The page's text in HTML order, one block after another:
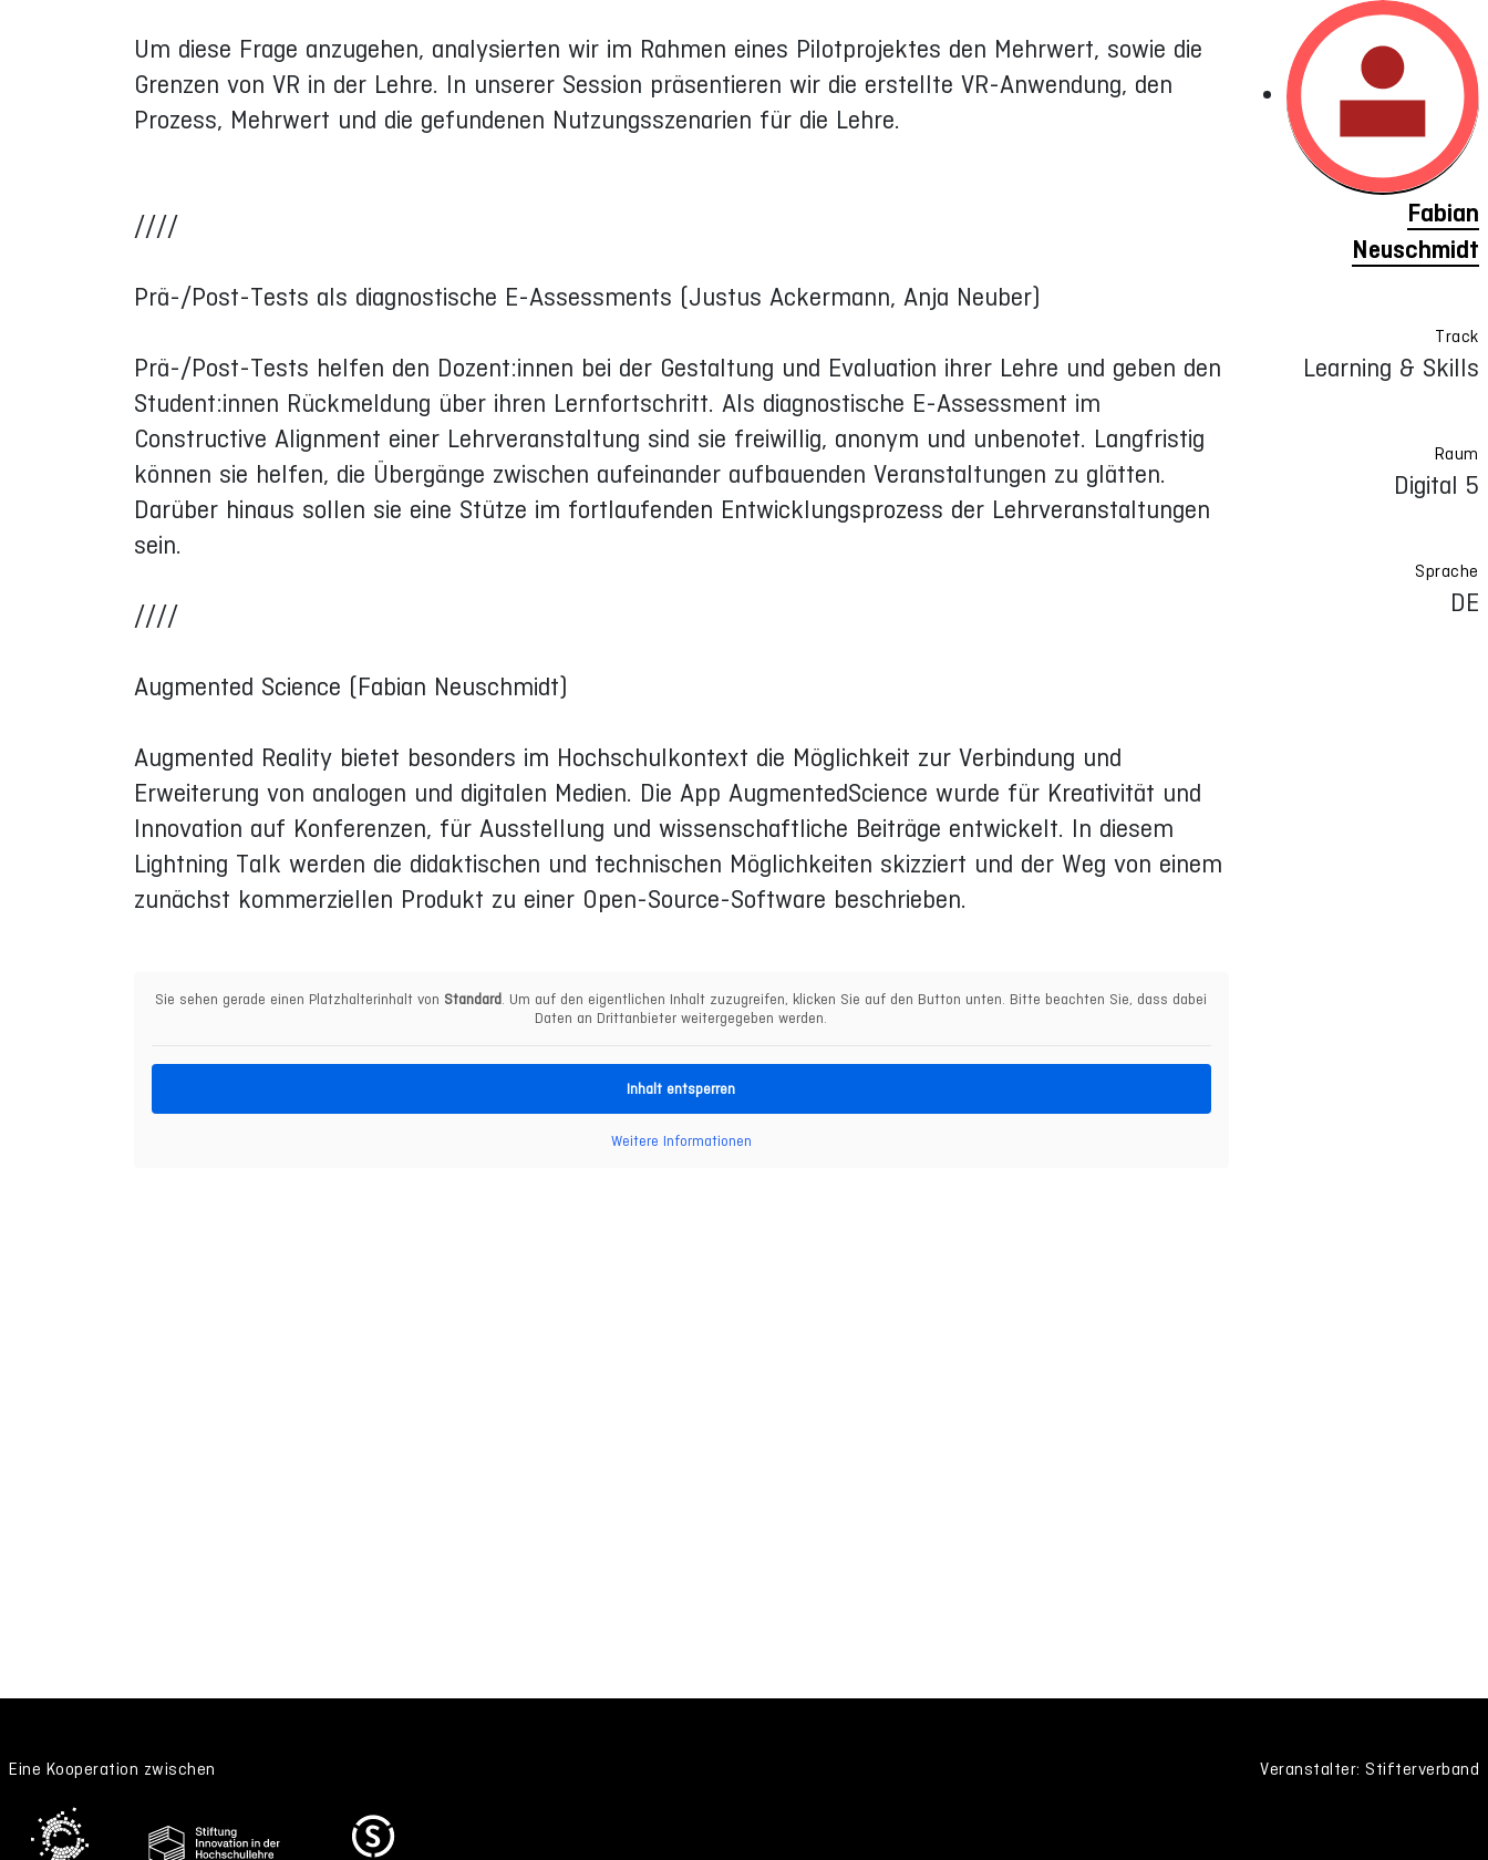
Um diese Frage anzugehen, analysierten wir im Rahmen eines Pilotprojektes den Mehrwert, sowie die
Grenzen von VR in der Lehre. In unserer Session präsentieren wir die erstellte VR-Anwendung, den
Prozess, Mehrwert und die gefundenen Nutzungsszenarien für die Lehre.
////
Prä-/Post-Tests als diagnostische E-Assessments (Justus Ackermann, Anja Neuber)
Prä-/Post-Tests helfen den Dozent:innen bei der Gestaltung und Evaluation ihrer Lehre und geben den
Student:innen Rückmeldung über ihren Lernfortschritt. Als diagnostische E-Assessment im
Constructive Alignment einer Lehrveranstaltung sind sie freiwillig, anonym und unbenotet. Langfristig
können sie helfen, die Übergänge zwischen aufeinander aufbauenden Veranstaltungen zu glätten.
Darüber hinaus sollen sie eine Stütze im fortlaufenden Entwicklungsprozess der Lehrveranstaltungen
sein.
////
Augmented Science (Fabian Neuschmidt)
Augmented Reality bietet besonders im Hochschulkontext die Möglichkeit zur Verbindung und
Erweiterung von analogen und digitalen Medien. Die App AugmentedScience wurde für Kreativität und
Innovation auf Konferenzen, für Ausstellung und wissenschaftliche Beiträge entwickelt. In diesem
Lightning Talk werden die didaktischen und technischen Möglichkeiten skizziert und der Weg von einem
zunächst kommerziellen Produkt zu einer Open-Source-Software beschrieben.
Sie sehen gerade einen Platzhalterinhalt von Standard . Um auf den eigentlichen Inhalt zuzugreifen, klicken Sie auf den Button unten. Bitte beachten Sie, dass dabei
Daten an Drittanbieter weitergegeben werden.
Inhalt entsperren
Weitere Informationen
Fabian
Neuschmidt
Track
Learning & Skills
Raum
Digital 5
Sprache
DE
Eine Kooperation zwischen Veranstalter: Stifterverband